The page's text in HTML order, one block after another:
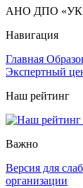
АНО ДПО
Навигация
Главная
Экспертный
Наш рейтинг
Важно
Версия для
организации